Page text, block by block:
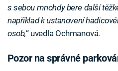
s sebou mnohdy bere další
například k ustanovení
osob,“ uvedla Ochmanová.
Pozor na správné